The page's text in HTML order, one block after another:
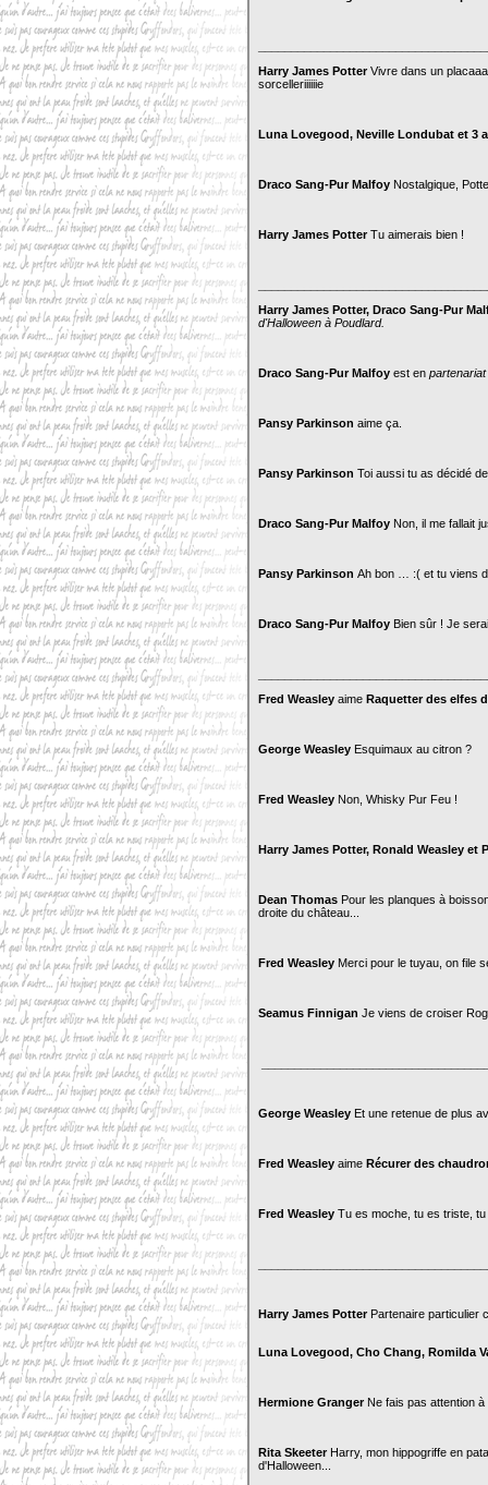
Harry James PotterVivre dans un
sorcelleriiiiiie
Luna Lovegood, Neville Londubat et 3
Draco Sang-Pur Malfoy Nostalgique,
Harry James PotterTu aimerais bien !
Harry James Potter, Draco Sang-Pur
d'Halloween à Poudlard.
Draco Sang-Pur Malfoy est en
Pansy Parkinson aime ça.
Pansy Parkinson Toi aussi tu as décidé
Draco Sang-Pur Malfoy Non, il me fallait
Pansy Parkinson Ah bon … :( et tu viens
Draco Sang-Pur Malfoy Bien sûr ! Je serai
Fred Weasley aime Raquetter des elfes
George Weasley Esquimaux au citron ?
Fred Weasley Non, Whisky Pur Feu !
Harry James Potter, Ronald Weasley et
Dean Thomas Pour les planques à
droite du château...
Fred Weasley Merci pour le tuyau, on file
Seamus Finnigan Je viens de croiser
George Weasley Et une retenue de plus
Fred Weasley aime Récurer des
Fred Weasley Tu es moche, tu es triste,
Harry James Potter Partenaire particulier
Luna Lovegood, Cho Chang, Romilda
Hermione Granger Ne fais pas attention
Rita Skeeter Harry, mon hippogriffe en
d'Halloween...